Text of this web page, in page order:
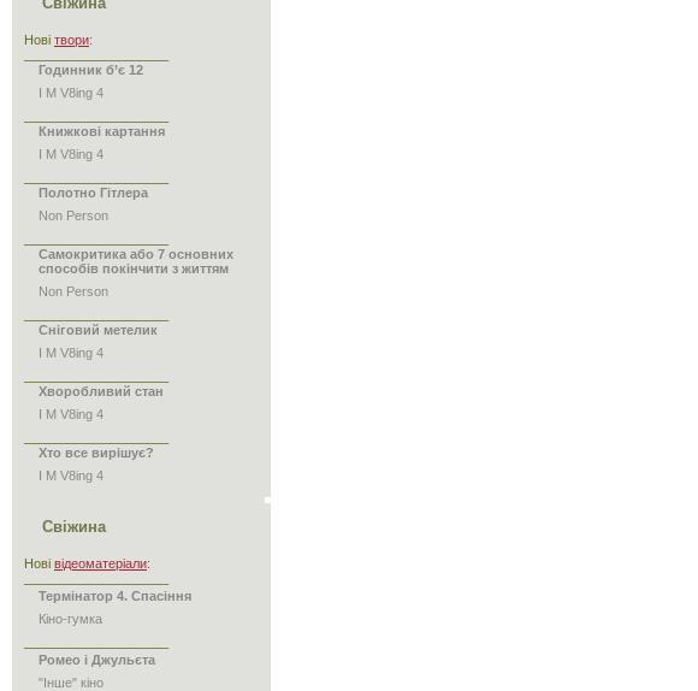
Нові твори:
Годинник б’є 12
I M V8ing 4
Книжкові картання
I M V8ing 4
Полотно Гітлера
Non Person
Самокритика або 7 основних
способів покінчити з життям
Non Person
Сніговий метелик
I M V8ing 4
Хворобливий стан
I M V8ing 4
Хто все вирішує?
I M V8ing 4
Свіжина
Нові відеоматеріали:
Термінатор 4. Спасіння
Кіно-гумка
Ромео і Джульєта
"Інше" кіно